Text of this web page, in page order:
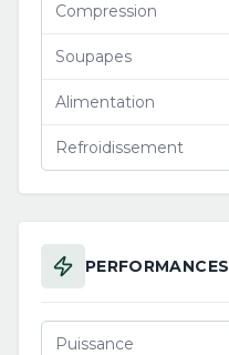
Compression
Soupapes
Alimentation
Refroidissement
PERFORMANCES
Puissance